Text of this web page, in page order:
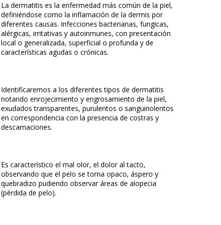
La dermatitis es la enfermedad más común de la piel,
definiéndose como la inflamación de la dermis por
diferentes causas. Infecciones bacterianas, fungicas,
alérgicas, irritativas y autoinmunes, con presentación
local o generalizada, superficial o profunda y de
características agudas o crónicas.
Identificaremos a los diferentes tipos de dermatitis
notando enrojecimiento y engrosamiento de la piel,
exudados transparentes, purulentos o sanguinolentos
en correspondencia con la presencia de costras y
descamaciones.
Es característico el mal olor, el dolor al tacto,
observando que el pelo se torna opaco, áspero y
quebradizo pudiendo observar áreas de alopecia
(pérdida de pelo).